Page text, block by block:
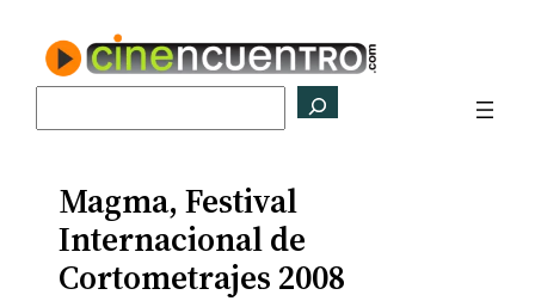
contenido
Magma, Festival
Internacional de
Cortometrajes 2008